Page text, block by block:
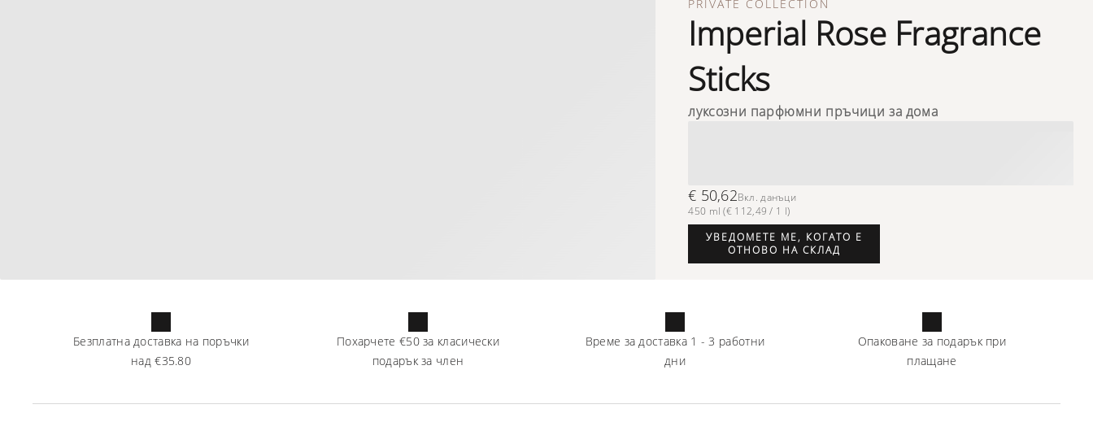
PRIVATE COLLECTION
Imperial Rose Fragrance
Sticks
луксозни парфюмни пръчици за дома
€ 50,62Вкл. данъци
450 ml (€ 112,49 / 1 l)
УВЕДОМЕТЕ МЕ, КОГАТО Е
ОТНОВО НА СКЛАД
Безплатна доставка на поръчки
над €35.80
Похарчете €50 за класически
подарък за член
Време за доставка 1 - 3 работни
дни
Опаковане за подарък при
плащане